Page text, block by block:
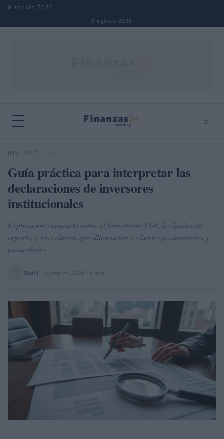
Saltar al contenido
9 agosto 2026
9 agosto 2026
⌕
Buscar
INVERSIONES
Guía práctica para interpretar las
declaraciones de inversores
institucionales
Explicación compacta sobre el formulario 13-F, los límites de
reporte, y los criterios que diferencian a clientes profesionales y
particulares
Staff 20 marzo 2026 · 4 min